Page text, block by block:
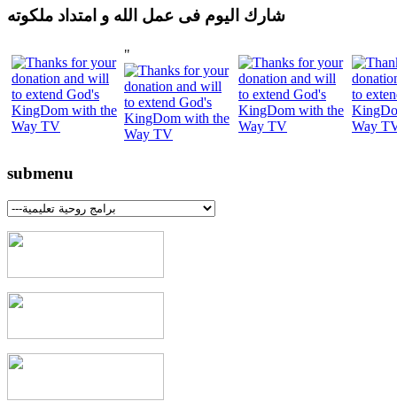
شارك اليوم فى عمل الله و امتداد ملكوته
"
submenu